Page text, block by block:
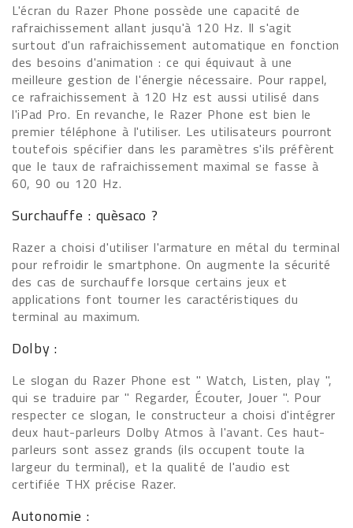
L'écran du Razer Phone possède une capacité de
rafraichissement allant jusqu'à 120 Hz. Il s'agit
surtout d'un rafraichissement automatique en fonction
des besoins d'animation : ce qui équivaut à une
meilleure gestion de l'énergie nécessaire. Pour rappel,
ce rafraichissement à 120 Hz est aussi utilisé dans
l'iPad Pro. En revanche, le Razer Phone est bien le
premier téléphone à l'utiliser. Les utilisateurs pourront
toutefois spécifier dans les paramètres s'ils préfèrent
que le taux de rafraichissement maximal se fasse à
60, 90 ou 120 Hz.
Surchauffe : quèsaco ?
Razer a choisi d'utiliser l'armature en métal du terminal
pour refroidir le smartphone. On augmente la sécurité
des cas de surchauffe lorsque certains jeux et
applications font tourner les caractéristiques du
terminal au maximum.
Dolby :
Le slogan du Razer Phone est " Watch, Listen, play ",
qui se traduire par " Regarder, Écouter, Jouer ". Pour
respecter ce slogan, le constructeur a choisi d'intégrer
deux haut-parleurs Dolby Atmos à l'avant. Ces haut-
parleurs sont assez grands (ils occupent toute la
largeur du terminal), et la qualité de l'audio est
certifiée THX précise Razer.
Autonomie :